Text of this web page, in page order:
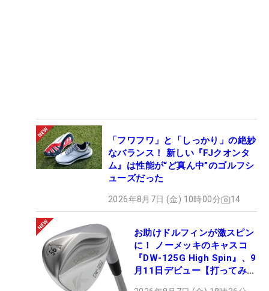
「フワフワ」と「しっかり」の絶妙
なバランス！ 新しい『FJクオンタ
ム』は性能が“ど真ん中”のゴルフシ
ューズだった
2026年8月7日 (金) 10時00分 14
お助けドルフィンが激スピン
に！ ノーメッキのキャスコ
『DW-125G High Spin』、9
月11日デビュー【打ってみ